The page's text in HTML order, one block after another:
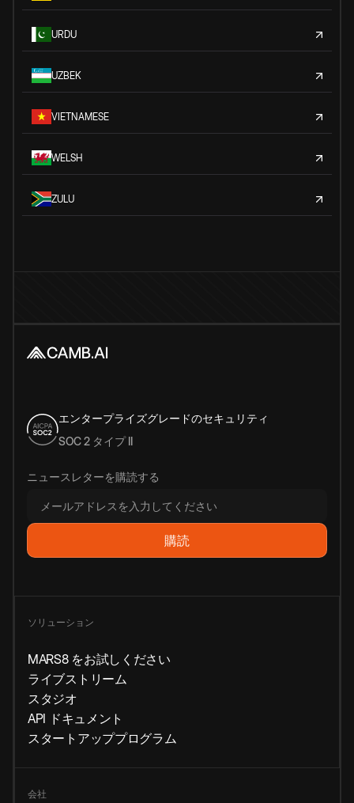
URDU
UZBEK
VIETNAMESE
WELSH
ZULU
エンタープライズグレードのセキュリティ
SOC 2 タイプ II
ニュースレターを購読する
ソリューション
MARS8 をお試しください
ライブストリーム
スタジオ
API ドキュメント
スタートアッププログラム
会社